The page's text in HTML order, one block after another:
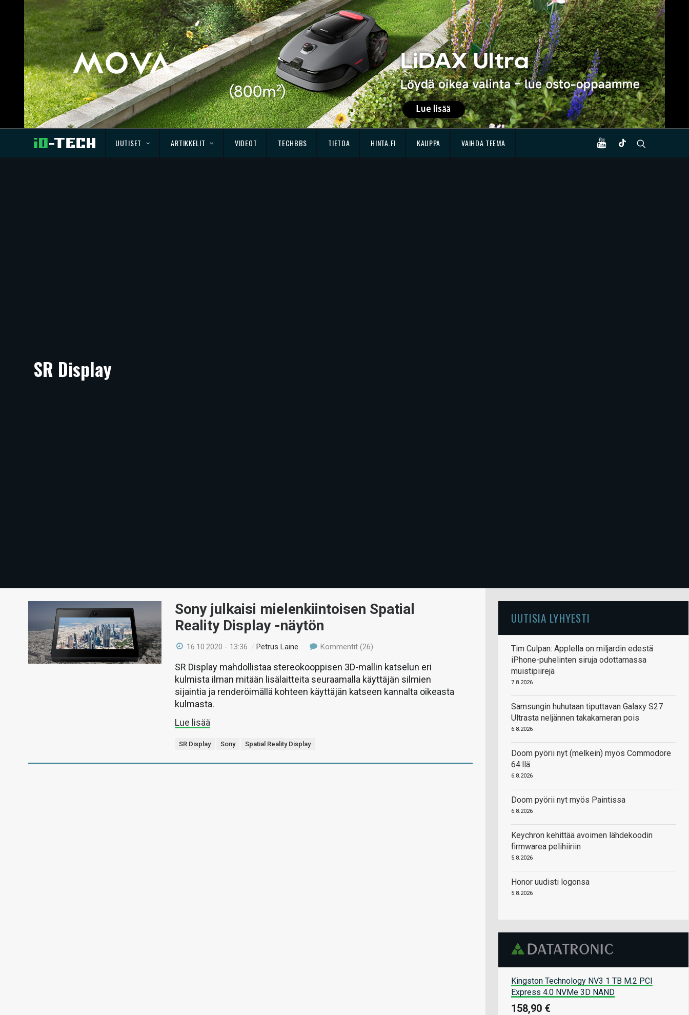
UUTISET ARTIKKELIT VIDEOT TECHBBS TIETOA HINTA.FI KAUPPA VAIHDA TEEMA
SR Display
Sony julkaisi mielenkiintoisen Spatial
Reality Display -näytön
16.10.2020 - 13:36 /Petrus Laine Kommentit (26)
SR Display mahdollistaa stereokooppisen 3D-mallin katselun eri
kulmista ilman mitään lisälaitteita seuraamalla käyttäjän silmien
sijaintia ja renderöimällä kohteen käyttäjän katseen kannalta oikeasta
kulmasta.
Lue lisää
SR Display Sony Spatial Reality Display
UUTISIA LYHYESTI
Tim Culpan: Applella on miljardin edestä
iPhone-puhelinten siruja odottamassa
muistipiirejä
7.8.2026
Samsungin huhutaan tiputtavan Galaxy S27
Ultrasta neljännen takakameran pois
6.8.2026
Doom pyörii nyt (melkein) myös Commodore
64:llä
6.8.2026
Doom pyörii nyt myös Paintissa
6.8.2026
Keychron kehittää avoimen lähdekoodin
firmwarea pelihiiriin
5.8.2026
Honor uudisti logonsa
5.8.2026
Kingston Technology NV3 1 TB M.2 PCI
Express 4.0 NVMe 3D NAND
158,90 €